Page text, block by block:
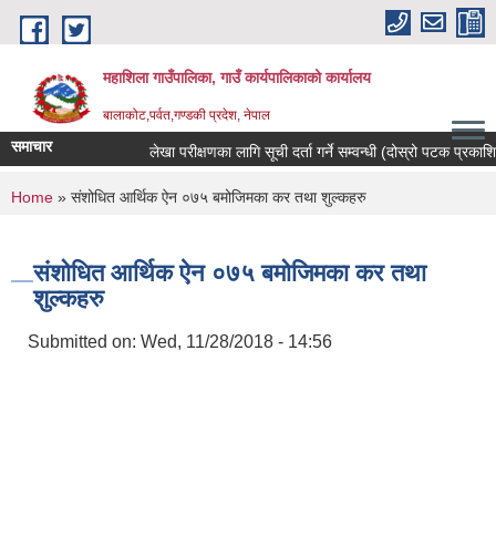
Skip to main content
महाशिला गाउँपालिका, गाउँ कार्यपालिकाको कार्यालय
बालाकोट,पर्वत,गण्डकी प्रदेश, नेपाल
समाचार लेखा परीक्षणका लागि सूची दर्ता गर्ने सम्वन्धी (दोस्रो पटक
You are here
Home » संशोधित आर्थिक ऐन ०७५ बमोजिमका कर तथा शुल्कहरु
संशोधित आर्थिक ऐन ०७५ बमोजिमका कर तथा
शुल्कहरु
Submitted on: Wed, 11/28/2018 - 14:56